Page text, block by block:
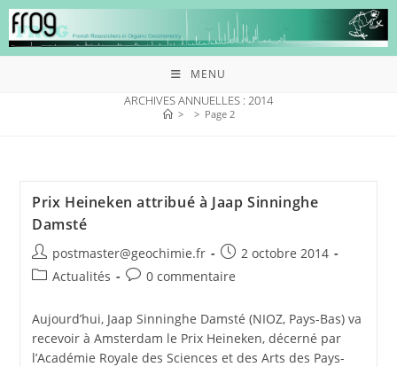
MENU
ARCHIVES ANNUELLES : 2014
> > Page 2
Prix Heineken attribué à Jaap Sinninghe
Damsté
postmaster@geochimie.fr
2 octobre 2014
Actualités
0 commentaire
Aujourd’hui, Jaap Sinninghe Damsté (NIOZ, Pays-Bas) va
recevoir à Amsterdam le Prix Heineken, décerné par
l’Académie Royale des Sciences et des Arts des Pays-